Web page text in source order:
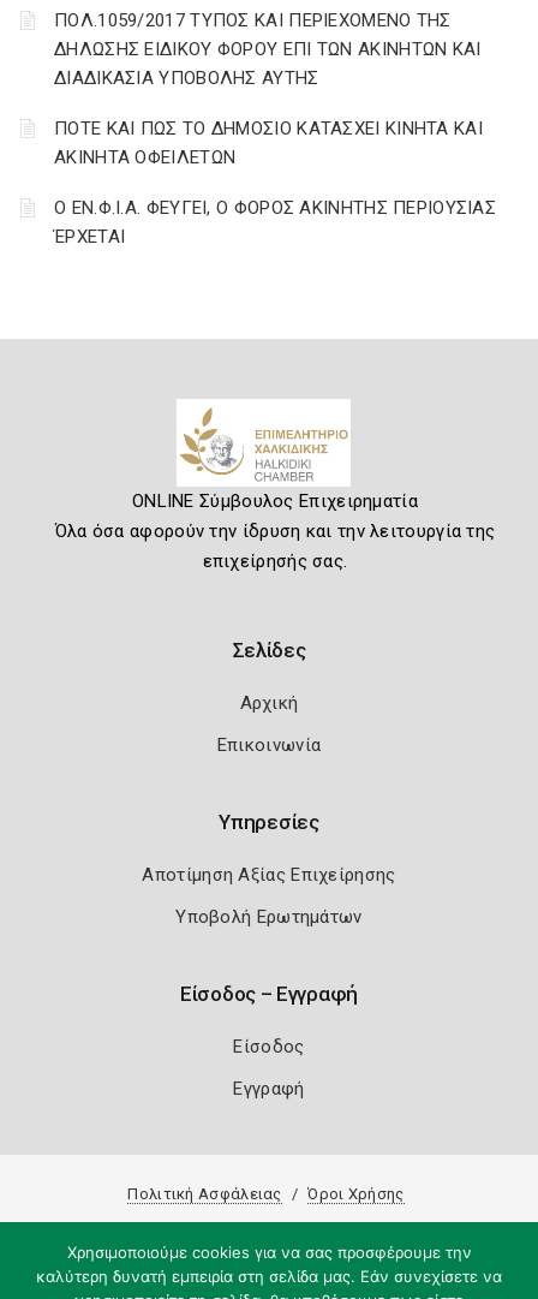
ΠΟΛ.1059/2017 ΤΥΠΟΣ ΚΑΙ ΠΕΡΙΕΧΟΜΕΝΟ ΤΗΣ
ΔΗΛΩΣΗΣ ΕΙΔΙΚΟΥ ΦΟΡΟΥ ΕΠΙ ΤΩΝ ΑΚΙΝΗΤΩΝ ΚΑΙ
ΔΙΑΔΙΚΑΣΙΑ ΥΠΟΒΟΛΗΣ ΑΥΤΗΣ
ΠΟΤΕ ΚΑΙ ΠΩΣ ΤΟ ΔΗΜΟΣΙΟ ΚΑΤΑΣΧΕΙ ΚΙΝΗΤΑ ΚΑΙ
ΑΚΙΝΗΤΑ ΟΦΕΙΛΕΤΩΝ
Ο ΕΝ.Φ.Ι.Α. ΦΕΥΓΕΙ, Ο ΦΟΡΟΣ ΑΚΙΝΗΤΗΣ ΠΕΡΙΟΥΣΙΑΣ
ΈΡΧΕΤΑΙ
ONLINE Σύμβουλος Επιχειρηματία
Όλα όσα αφορούν την ίδρυση και την λειτουργία της
επιχείρησής σας.
Σελίδες
Αρχική
Επικοινωνία
Υπηρεσίες
Αποτίμηση Αξίας Επιχείρησης
Υποβολή Ερωτημάτων
Είσοδος – Εγγραφή
Είσοδος
Εγγραφή
Πολιτική Ασφάλειας Όροι Χρήσης
Χρησιμοποιούμε cookies για να σας προσφέρουμε την
καλύτερη δυνατή εμπειρία στη σελίδα μας. Εάν συνεχίσετε να